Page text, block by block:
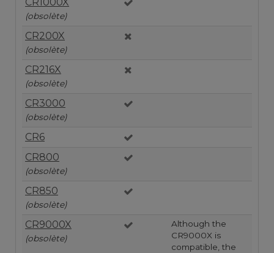
(obsolète)
CR200X
(obsolète)
CR216X
(obsolète)
CR3000
(obsolète)
CR6
CR800
(obsolète)
CR850
(obsolète)
CR9000X
(obsolète)
Although the
CR9000X is
compatible, the